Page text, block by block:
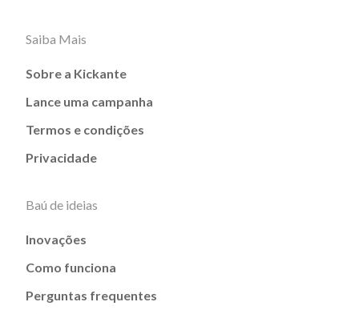
Saiba Mais
Sobre a Kickante
Lance uma campanha
Termos e condições
Privacidade
Baú de ideias
Inovações
Como funciona
Perguntas frequentes